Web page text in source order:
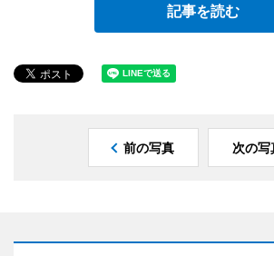
記事を読む
前の写真 次の写